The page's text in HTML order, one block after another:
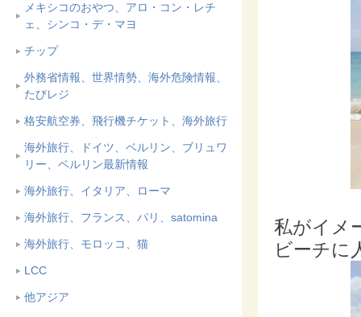
メキシコのおやつ、アロ・コン・レチ
ェ、シンコ・デ・マヨ
チップ
外務省情報、世界情勢、海外危険情報、
たびレジ
格安航空券、飛行機チケット、海外旅行
海外旅行、ドイツ、ベルリン、ブリュワ
リー、ベルリン最新情報
海外旅行、イタリア、ローマ
海外旅行、フランス、パリ、satomina
海外旅行、モロッコ、猫
LCC
他アジア
私がイメ
ビーチに